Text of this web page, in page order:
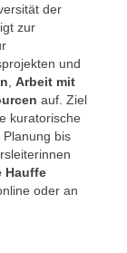
der
zur
und
Arbeit mit
auf. Ziel
kuratorische
bis
Hauffe
oder an